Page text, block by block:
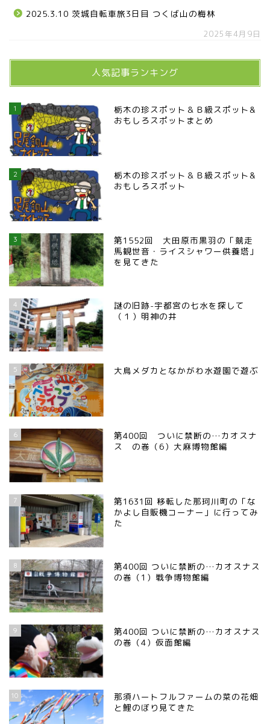
2025.3.10 茨城自転車旅3日目 つくば山の梅林
2025年4月9日
人気記事ランキング
1
栃木の珍スポット＆Ｂ級スポット&
おもしろスポットまとめ
2
栃木の珍スポット＆Ｂ級スポット&
おもしろスポット
3
第1552回 大田原市黒羽の「競走
馬観世音・ライスシャワー供養塔」
を見てきた
4
謎の旧跡-宇都宮の七水を探して
（１）明神の井
5 大鳥メダカとなかがわ水遊園で遊ぶ
6
第400回 ついに禁断の…カオスナ
ス の巻（6）大麻博物館編
7
第1631回 移転した那珂川町の「な
かよし自販機コーナー」に行ってみ
た
8
第400回 ついに禁断の…カオスナス
の巻（1）戦争博物館編
9
第400回 ついに禁断の…カオスナス
の巻（4）仮面館編
10
那須ハートフルファームの菜の花畑
と鯉のぼり見てきた